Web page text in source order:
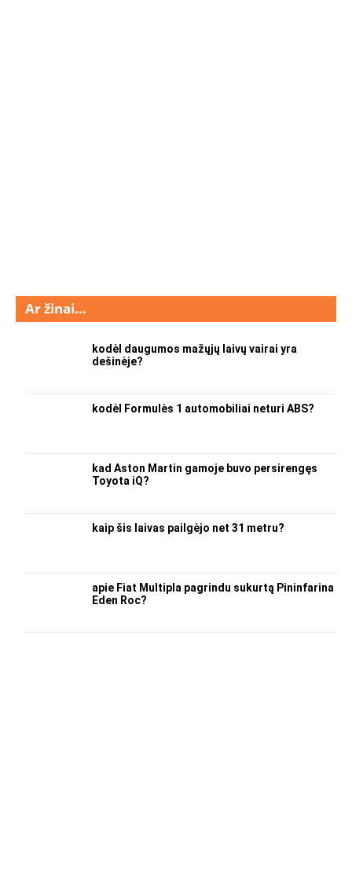
Ar žinai…
kodėl daugumos mažųjų laivų vairai yra
dešinėje?
kodėl Formulės 1 automobiliai neturi ABS?
kad Aston Martin gamoje buvo persirengęs
Toyota iQ?
kaip šis laivas pailgėjo net 31 metru?
apie Fiat Multipla pagrindu sukurtą Pininfarina
Eden Roc?